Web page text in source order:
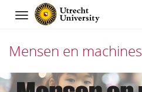
Navigation
Mensen en
Skip